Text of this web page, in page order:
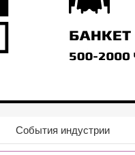
События индустрии